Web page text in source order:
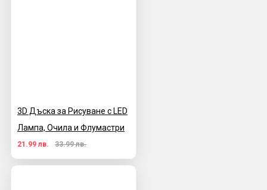
3D Дъска за Рисуване с LED
Лампа, Очила и Флумастри
21.99 лв. 33.99 лв.